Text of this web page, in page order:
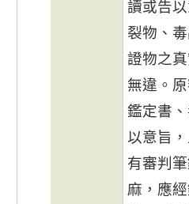
讀或告
裂物、
證物之
無違。
鑑定書
以意旨
有審判
麻，應